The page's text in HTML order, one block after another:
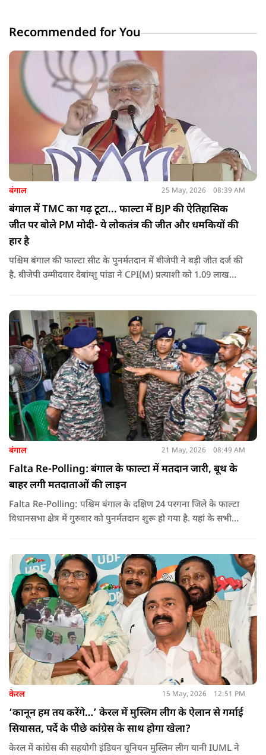
Recommended for You
बंगाल 25 May, 2026 08:39 AM
बंगाल में TMC का गढ़ टूटा... फाल्टा में BJP की ऐतिहासिक
जीत पर बोले PM मोदी- ये लोकतंत्र की जीत और धमकियों की
हार है
पश्चिम बंगाल की फाल्टा सीट के पुनर्मतदान में बीजेपी ने बड़ी जीत दर्ज की
है. बीजेपी उम्मीदवार देबांग्शु पांडा ने CPI(M) प्रत्याशी को 1.09 लाख
बंगाल 21 May, 2026 08:49 AM
Falta Re-Polling: बंगाल के फाल्टा में मतदान जारी, बूथ के
बाहर लगी मतदाताओं की लाइन
Falta Re-Polling: पश्चिम बंगाल के दक्षिण 24 परगना जिले के फाल्टा
विधानसभा क्षेत्र में गुरुवार को पुनर्मतदान शुरू हो गया है. यहां के सभी
केरल 15 May, 2026 12:51 PM
‘कानून हम तय करेंगे…’ केरल में मुस्लिम लीग के ऐलान से गर्माई
सियासत, पर्दे के पीछे कांग्रेस के साथ होगा खेला?
केरल में कांग्रेस की सहयोगी इंडियन यूनियन मुस्लिम लीग यानी IUML ने